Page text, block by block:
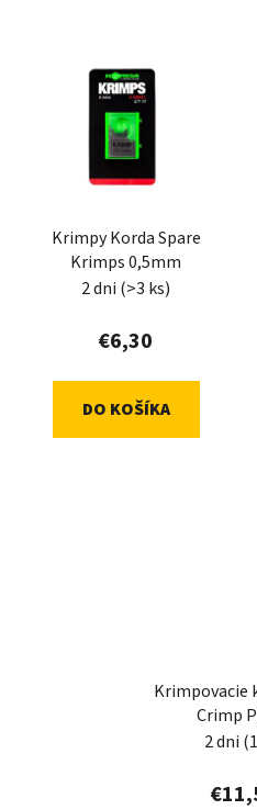
Krimpy Korda Spare
Krimps 0,5mm
2 dni (>3 ks)
€6,30
DO KOŠÍKA
Krimpovacie
Crimp
2 dni